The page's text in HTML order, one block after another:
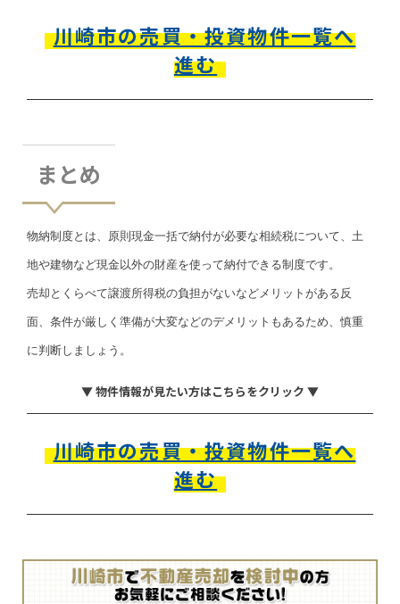
川崎市の売買・投資物件一覧へ
進む
まとめ
物納制度とは、原則現金一括で納付が必要な相続税について、土
地や建物など現金以外の財産を使って納付できる制度です。
売却とくらべて譲渡所得税の負担がないなどメリットがある反
面、条件が厳しく準備が大変などのデメリットもあるため、慎重
に判断しましょう。
▼ 物件情報が見たい方はこちらをクリック ▼
川崎市の売買・投資物件一覧へ
進む